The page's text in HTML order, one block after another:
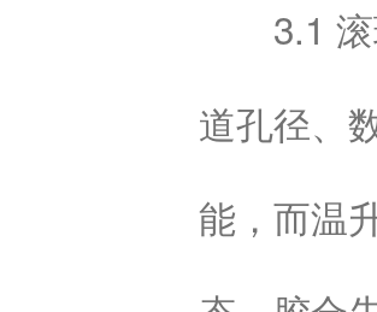
3.1 滚
道孔径、
能，而温